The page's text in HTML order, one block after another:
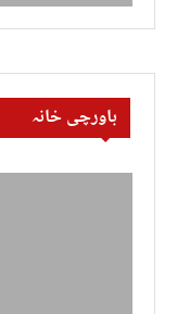
باورچی خانہ